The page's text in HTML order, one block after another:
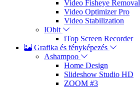
Video Fisheye Removal
Video Optimizer Pro
Video Stabilization
IObit
iTop Screen Recorder
Grafika és fényképezés
Ashampoo
Home Design
Slideshow Studio HD
ZOOM #3